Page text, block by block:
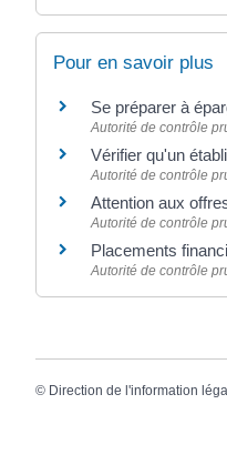
Pour en savoir plus
Se préparer à
Autorité de contrôle
Vérifier qu'un
Autorité de contrôle
Attention aux
Autorité de contrôle
Placements
Autorité de contrôle
© Direction de l'information